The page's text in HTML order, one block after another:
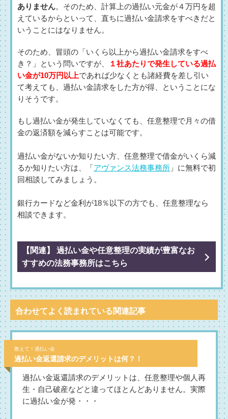
ありません。そのため、計算上の過払い元金が４万円を超
えているからといって、直ちに過払い金請求をすべきだと
いうことにはなりません。
そのため、冒頭の「いくら以上から過払い金請求をすべ
き？」という問いですが、
１社あたりで発生している過払
い金が10万円以上であれば少なくとも諸経費を差し引い
て考えても、過払い金請求をした方が得、ということにな
りそうです。
もし過払い金が発生していなくても、任意整理で月々の借
金の返済額を減らすことは可能です。
過払い金がないか知りたい方、任意整理で借金がいくら減
るか知りたい方は、「 アヴァンス法務事務所 」に無料で初
回相談してみましょう。
銀行カードなど金利が18％以下の方でも、任意整理なら
相談できます。
【関連】 過払い金や任意整理の実績が豊富なお
すすめの法務事務所はこちら
合わせてよく読まれている関連記事
教えて！過払い金
過払い金返還請求のデメリットは何？！
過払い金返還請求のデメリットは、任意整理や個人再
生・自己破産などと違ってほとんどありません。実際
に過払い金が発・・・